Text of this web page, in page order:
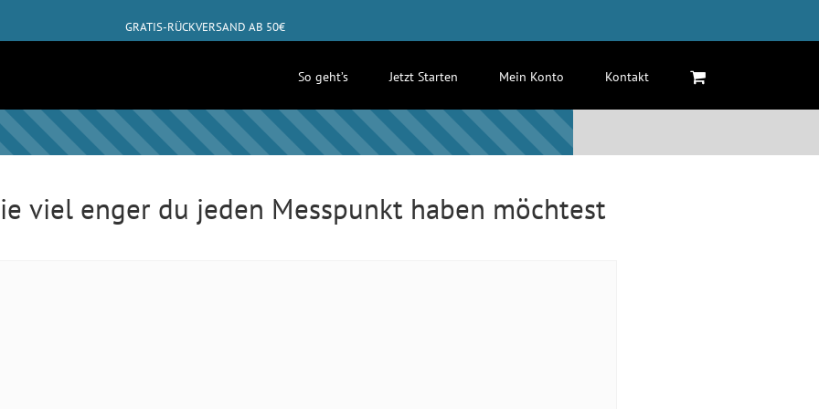
GRATIS-RÜCKVERSAND AB 50€
So geht’s
Jetzt Starten Mein Konto Kontakt
viel enger du jeden Messpunkt haben möchtest